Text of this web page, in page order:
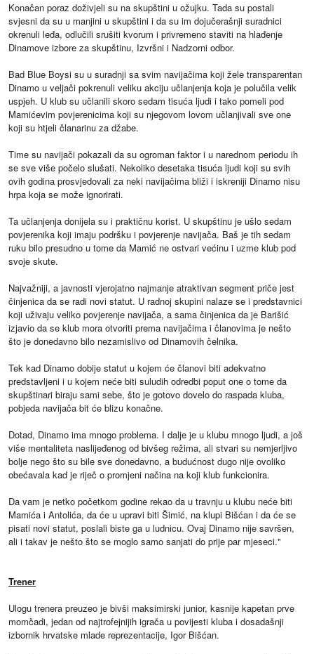
Konačan poraz doživjeli su na skupštini u ožujku. Tada su postali
svjesni da su u manjini u skupštini i da su im dojučerašnji suradnici
okrenuli leđa, odlučili srušiti kvorum i privremeno staviti na hlađenje
Dinamove izbore za skupštinu, Izvršni i Nadzorni odbor.
Bad Blue Boysi su u suradnji sa svim navijačima koji žele transparentan
Dinamo u veljači pokrenuli veliku akciju učlanjenja koja je polučila velik
uspjeh. U klub su učlanili skoro sedam tisuća ljudi i tako pomeli pod
Mamićevim povjerenicima koji su njegovom lovom učlanjivali sve one
koji su htjeli članarinu za džabe.
Time su navijači pokazali da su ogroman faktor i u narednom periodu ih
se sve više počelo slušati. Nekoliko desetaka tisuća ljudi koji su svih
ovih godina prosvjedovali za neki navijačima bliži i iskreniji Dinamo nisu
hrpa koja se može ignorirati.
Ta učlanjenja donijela su i praktičnu korist. U skupštinu je ušlo sedam
povjerenika koji imaju podršku i povjerenje navijača. Baš je tih sedam
ruku bilo presudno u tome da Mamić ne ostvari većinu i uzme klub pod
svoje skute.
Najvažniji, a javnosti vjerojatno najmanje atraktivan segment priče jest
činjenica da se radi novi statut. U radnoj skupini nalaze se i predstavnici
koji uživaju veliko povjerenje navijača, a sama činjenica da je Barišić
izjavio da se klub mora otvoriti prema navijačima i članovima je nešto
što je donedavno bilo nezamislivo od Dinamovih čelnika.
Tek kad Dinamo dobije statut u kojem će članovi biti adekvatno
predstavljeni i u kojem neće biti suludih odredbi poput one o tome da
skupštinari biraju sami sebe, što je gotovo dovelo do raspada kluba,
pobjeda navijača bit će blizu konačne.
Dotad, Dinamo ima mnogo problema. I dalje je u klubu mnogo ljudi, a još
više mentaliteta naslijeđenog od bivšeg režima, ali stvari su nemjerljivo
bolje nego što su bile sve donedavno, a budućnost dugo nije ovoliko
obećavala kad je riječ o promjeni načina na koji klub funkcionira.
Da vam je netko početkom godine rekao da u travnju u klubu neće biti
Mamića i Antolića, da će u upravi biti Šimić, na klupi Bišćan i da će se
pisati novi statut, poslali biste ga u ludnicu. Ovaj Dinamo nije savršen,
ali i takav je nešto što se moglo samo sanjati do prije par mjeseci."
Trener
Ulogu trenera preuzeo je bivši maksimirski junior, kasnije kapetan prve
momčadi, jedan od najtrofejnijih igrača u povijesti kluba i dosadašnji
izbornik hrvatske mlade reprezentacije, Igor Bišćan.